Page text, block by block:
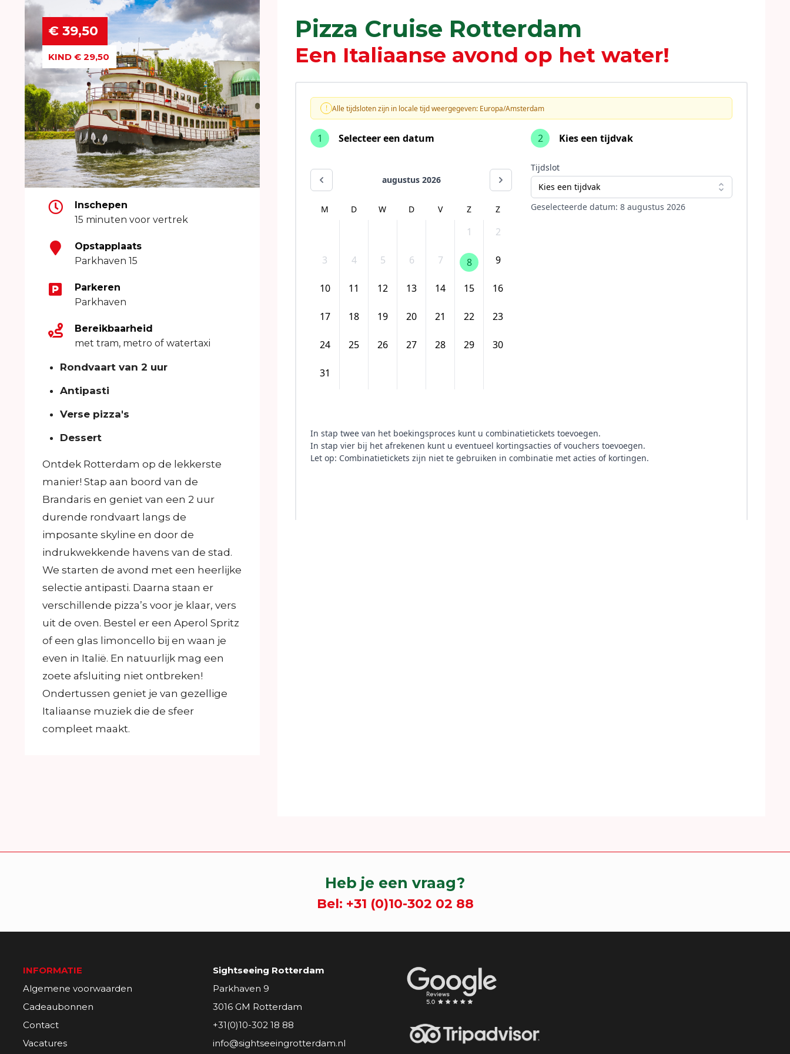
€ 39,50
KIND € 29,50
Inschepen
15 minuten voor vertrek
Opstapplaats
Parkhaven 15
Parkeren
Parkhaven
Bereikbaarheid
met tram, metro of watertaxi
Rondvaart van 2 uur
Antipasti
Verse pizza's
Dessert
Ontdek Rotterdam op de lekkerste
manier! Stap aan boord van de
Brandaris en geniet van een 2 uur
durende rondvaart langs de
imposante skyline en door de
indrukwekkende havens van de stad.
We starten de avond met een heerlijke
selectie antipasti. Daarna staan er
verschillende pizza’s voor je klaar, vers
uit de oven. Bestel er een Aperol Spritz
of een glas limoncello bij en waan je
even in Italië. En natuurlijk mag een
zoete afsluiting niet ontbreken!
Ondertussen geniet je van gezellige
Italiaanse muziek die de sfeer
compleet maakt.
Pizza Cruise Rotterdam
Een Italiaanse avond op het water!
Heb je een vraag?
Bel: +31 (0)10-302 02 88
INFORMATIE
Algemene voorwaarden
Cadeaubonnen
Contact
Vacatures
Sightseeing Rotterdam
Parkhaven 9
3016 GM Rotterdam
+31(0)10-302 18 88
info@sightseeingrotterdam.nl